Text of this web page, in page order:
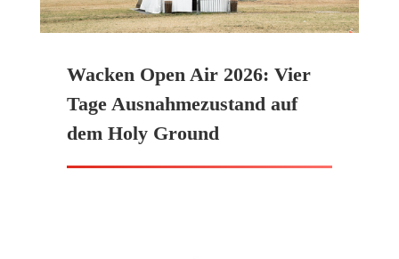
Wacken Open Air 2026: Vier
Tage Ausnahmezustand auf
dem Holy Ground